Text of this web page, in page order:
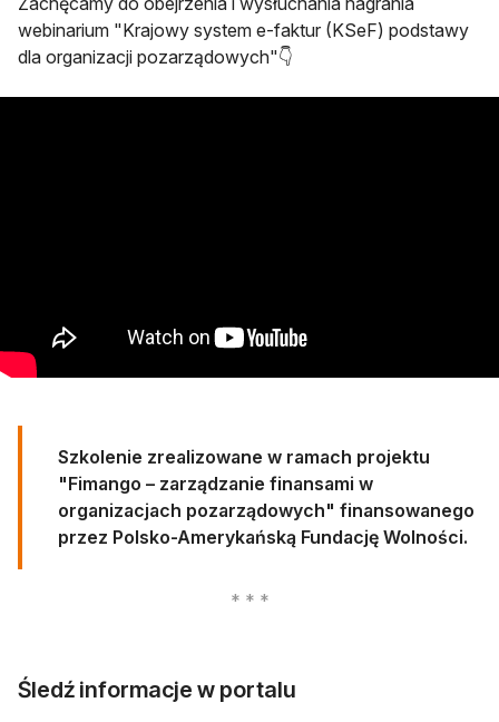
webinarium "Krajowy system e-faktur (KSeF) podstawy
dla organizacji pozarządowych"👇
Szkolenie zrealizowane w ramach projektu
"Fimango – zarządzanie finansami w
organizacjach pozarządowych" finansowanego
przez Polsko-Amerykańską Fundację Wolności.
Śledź informacje w portalu